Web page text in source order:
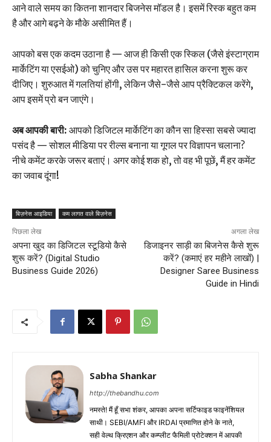
आने वाले समय का कितना शानदार बिजनेस मॉडल है। इसमें रिस्क बहुत कम
है और आगे बढ़ने के मौके असीमित हैं।
आपको बस एक कदम उठाना है — आज ही किसी एक स्किल (जैसे इंस्टाग्राम
मार्केटिंग या एसईओ) को चुनिए और उस पर महारत हासिल करना शुरू कर
दीजिए। शुरुआत में गलतियां होंगी, लेकिन जैसे-जैसे आप प्रैक्टिकल करेंगे,
आप इसमें प्रो बन जाएंगे।
अब आपकी बारी: आपको डिजिटल मार्केटिंग का कौन सा हिस्सा सबसे ज्यादा
पसंद है — सोशल मीडिया पर रील्स बनाना या गूगल पर विज्ञापन चलाना?
नीचे कमेंट करके जरूर बताएं। अगर कोई शक हो, तो वह भी पूछें, मैं हर कमेंट
का जवाब दूंगा!
बिज़नेस आइडिया कम लागत वाले बिज़नेस
पिछला लेख
अपना खुद का डिजिटल स्टूडियो कैसे
शुरू करें? (Digital Studio
Business Guide 2026)
अगला लेख
डिजाइनर साड़ी का बिजनेस कैसे शुरू
करें? (कमाएं हर महीने लाखों) |
Designer Saree Business
Guide in Hindi
Sabha Shankar
http://thebandhu.com
नमस्ते! मैं हूँ सभा शंकर, आपका अपना सर्टिफाइड फाइनेंशियल
साथी। SEBI/AMFI और IRDAI प्रमाणित होने के नाते,
सही वेल्थ क्रिएशन और कम्प्लीट फैमिली प्रोटेक्शन में आपकी